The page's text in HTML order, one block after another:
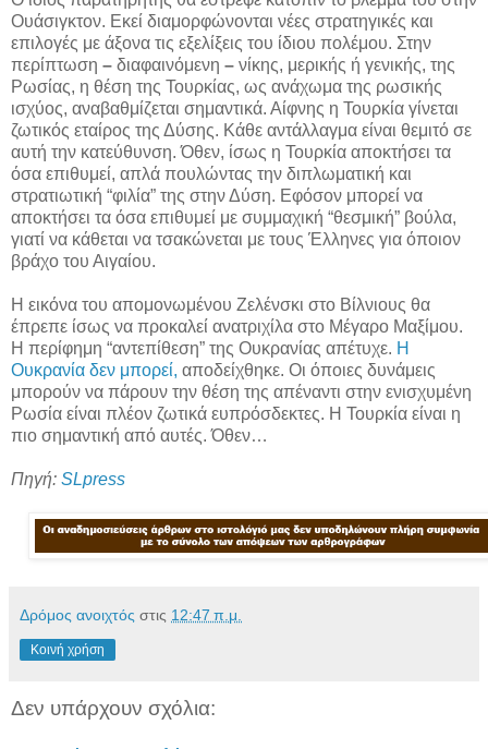
Ουάσιγκτον. Εκεί διαμορφώνονται νέες στρατηγικές και
επιλογές με άξονα τις εξελίξεις του ίδιου πολέμου. Στην
περίπτωση – διαφαινόμενη – νίκης, μερικής ή γενικής, της
Ρωσίας, η θέση της Τουρκίας, ως ανάχωμα της ρωσικής
ισχύος, αναβαθμίζεται σημαντικά. Αίφνης η Τουρκία γίνεται
ζωτικός εταίρος της Δύσης. Κάθε αντάλλαγμα είναι θεμιτό σε
αυτή την κατεύθυνση. Όθεν, ίσως η Τουρκία αποκτήσει τα
όσα επιθυμεί, απλά πουλώντας την διπλωματική και
στρατιωτική “φιλία” της στην Δύση. Εφόσον μπορεί να
αποκτήσει τα όσα επιθυμεί με συμμαχική “θεσμική” βούλα,
γιατί να κάθεται να τσακώνεται με τους Έλληνες για όποιον
βράχο του Αιγαίου.
Η εικόνα του απομονωμένου Ζελένσκι στο Βίλνιους θα
έπρεπε ίσως να προκαλεί ανατριχίλα στο Μέγαρο Μαξίμου.
Η περίφημη “αντεπίθεση” της Ουκρανίας απέτυχε. Η
Ουκρανία δεν μπορεί, αποδείχθηκε. Οι όποιες δυνάμεις
μπορούν να πάρουν την θέση της απέναντι στην ενισχυμένη
Ρωσία είναι πλέον ζωτικά ευπρόσδεκτες. Η Τουρκία είναι η
πιο σημαντική από αυτές. Όθεν…
Πηγή: SLpress
Δρόμος ανοιχτός στις 12:47 π.μ.
Κοινή χρήση
Δεν υπάρχουν σχόλια: